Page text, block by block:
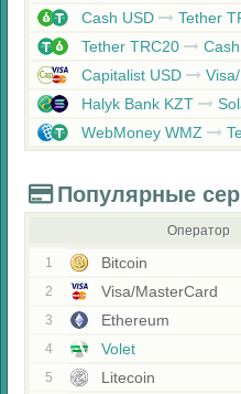
Cash USD
Tether
Tether TRC20
Capitalist USD
Halyk Bank KZT
WebMoney WMZ
Популярные
Оператор
1 Bitcoin
2 Visa/MasterCard
3 Ethereum
4 Volet
5 Litecoin